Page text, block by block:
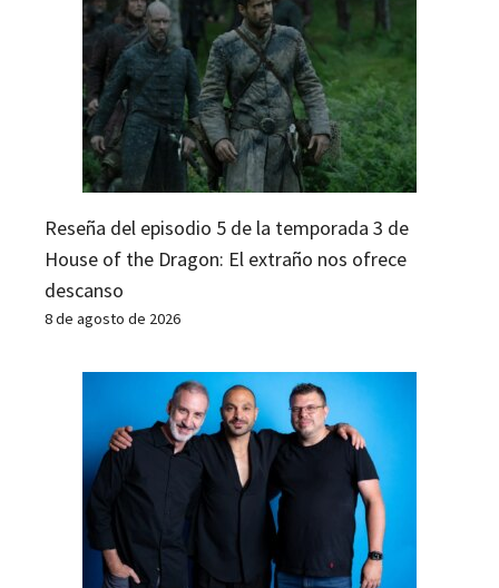
Reseña del episodio 5 de la temporada 3 de
House of the Dragon: El extraño nos ofrece
descanso
8 de agosto de 2026